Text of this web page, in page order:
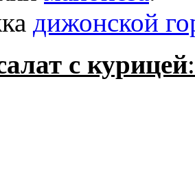
дижонской
с курицей: